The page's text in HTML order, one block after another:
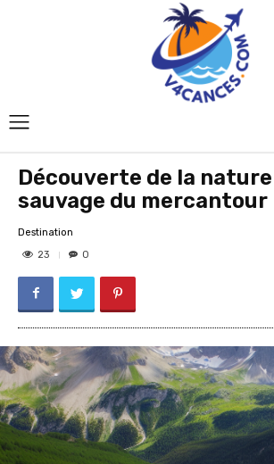
Découverte de la
sauvage du mercantour
Destination
23
0